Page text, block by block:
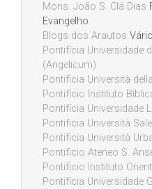
Mons. João S. Clá Dias
Evangelho
Blogs dos Arautos
Pontifícia Universidade
(Angelicum)
Pontificia Università
Pontifício Instituto
Pontifícia Universidade
Pontificia Università
Pontificia Università
Pontificio Ateneo S.
Pontificio Instituto
Pontifícia Universidade